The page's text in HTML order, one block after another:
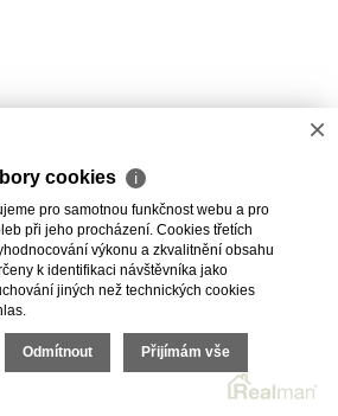
×
cookies ℹ
pro samotnou funkčnost webu a pro
při jeho procházení. Cookies třetích
výkonu a zkvalitnění obsahu
k identifikaci návštěvníka jako
jiných než technických cookies
Odmítnout Přijímám vše